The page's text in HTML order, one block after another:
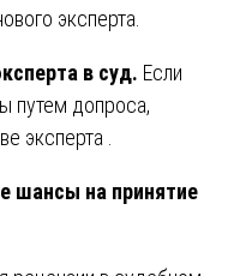
эксперта.
в суд. Если
путем допроса,
эксперта .
на принятие